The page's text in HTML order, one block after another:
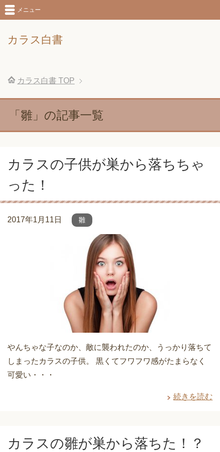
カラス白書
メニュー
カラス白書 TOP
「雛」の記事一覧
カラスの子供が巣から落ちちゃ
った！
2017年1月11日 雛
やんちゃな子なのか、敵に襲われたのか、うっかり落ちて
しまったカラスの子供。 黒くてフワフワ感がたまらなく
可愛い・・・
続きを読む
カラスの雛が巣から落ちた！？